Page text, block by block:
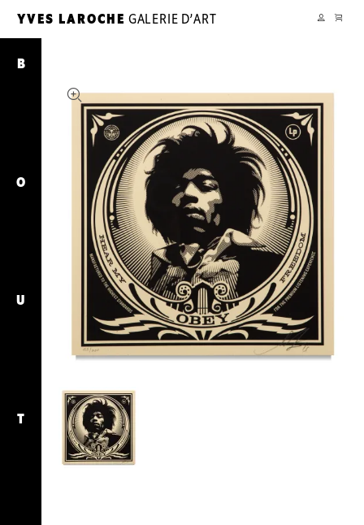
YL
YVES LAROCHE GALERIE D’ART
MON
PANIER
MyB
O
U
T